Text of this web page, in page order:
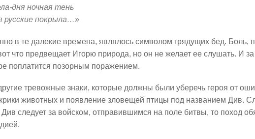
дня ночная тень
русские покрыла…»
в те далекие времена, являлось символом грядущих бед. Боль,
что предвещает Игорю природа, но он не желает ее слушать. И за
поплатится позорным поражением.
тревожные знаки, которые должны были уберечь героя от
животных и появление зловещей птицы под названием Див.
следует за войском, отправившимся на поле битвы, то поход